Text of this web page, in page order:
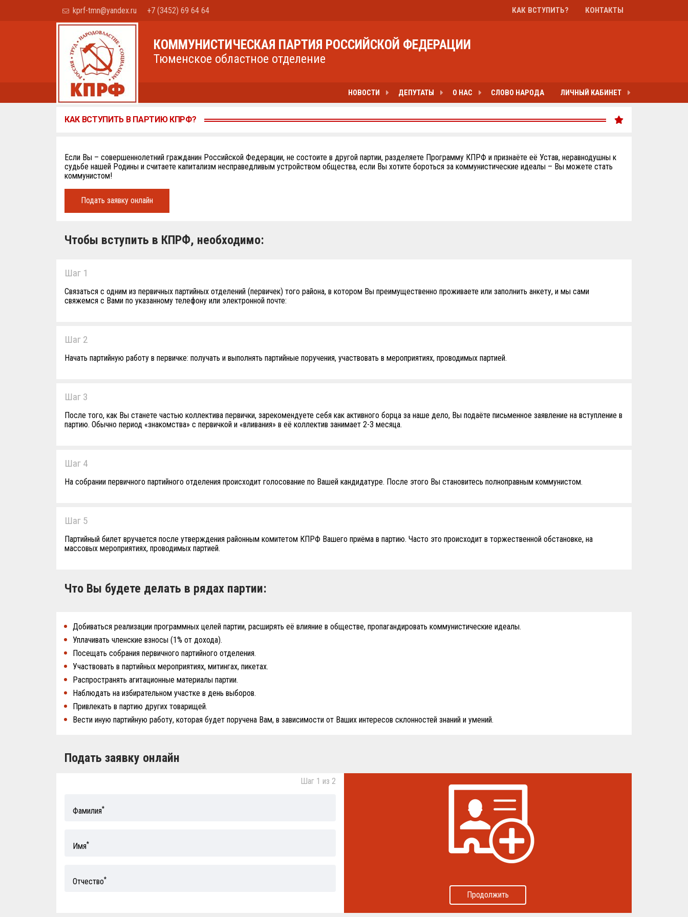
kprf-tmn@yandex.ru +7 (3452) 69 64 64 КАК ВСТУПИТЬ? КОНТАКТЫ
КОММУНИСТИЧЕСКАЯ ПАРТИЯ РОССИЙСКОЙ ФЕДЕРАЦИИ
Тюменское областное отделение
НОВОСТИ ДЕПУТАТЫ О НАС СЛОВО НАРОДА ЛИЧНЫЙ КАБИНЕТ
КАК ВСТУПИТЬ В ПАРТИЮ КПРФ?
Если Вы – совершеннолетний гражданин Российской Федерации, не состоите в другой партии, разделяете Программу КПРФ и признаёте её Устав, неравнодушны к
судьбе нашей Родины и считаете капитализм несправедливым устройством общества, если Вы хотите бороться за коммунистические идеалы – Вы можете стать
коммунистом!
Подать заявку онлайн
Чтобы вступить в КПРФ, необходимо:
Шаг 1
Связаться с одним из первичных партийных отделений (первичек) того района, в котором Вы преимущественно проживаете или заполнить анкету, и мы сами
свяжемся с Вами по указанному телефону или электронной почте:
Шаг 2
Начать партийную работу в первичке: получать и выполнять партийные поручения, участвовать в мероприятиях, проводимых партией.
Шаг 3
После того, как Вы станете частью коллектива первички, зарекомендуете себя как активного борца за наше дело, Вы подаёте письменное заявление на вступление в
партию. Обычно период «знакомства» с первичкой и «вливания» в её коллектив занимает 2-3 месяца.
Шаг 4
На собрании первичного партийного отделения происходит голосование по Вашей кандидатуре. После этого Вы становитесь полноправным коммунистом.
Шаг 5
Партийный билет вручается после утверждения районным комитетом КПРФ Вашего приёма в партию. Часто это происходит в торжественной обстановке, на
массовых мероприятиях, проводимых партией.
Что Вы будете делать в рядах партии:
Добиваться реализации программных целей партии, расширять её влияние в обществе, пропагандировать коммунистические идеалы.
Уплачивать членские взносы (1% от дохода).
Посещать собрания первичного партийного отделения.
Участвовать в партийных мероприятиях, митингах, пикетах.
Распространять агитационные материалы партии.
Наблюдать на избирательном участке в день выборов.
Привлекать в партию других товарищей.
Вести иную партийную работу, которая будет поручена Вам, в зависимости от Ваших интересов склонностей знаний и умений.
Подать заявку онлайн
Шаг 1 из 2
Фамилия*
Имя*
Отчество*
Продолжить